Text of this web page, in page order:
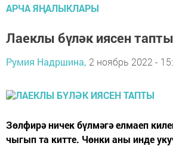
АРЧА ЯҢАЛЫКЛАРЫ
Лаеклы бүләк иясен тапты
Румия Надршина, 2 ноябрь 2022 -
Зөлфирә ничек бүлмәгә елмаеп
чыгып та китте. Чөнки аны инде